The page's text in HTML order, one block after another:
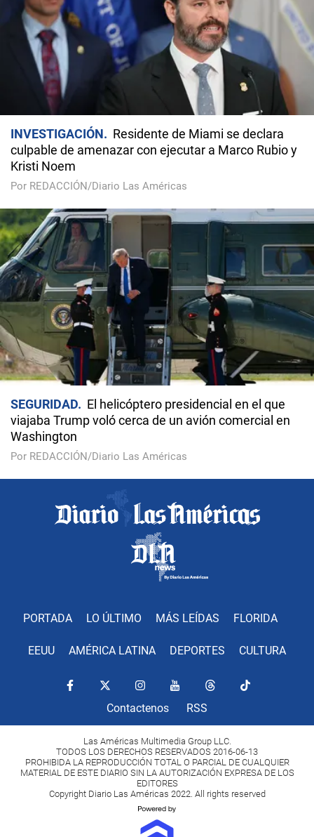
INVESTIGACIÓN
Residente de Miami se declara
culpable de amenazar con ejecutar a Marco Rubio y
Kristi Noem
Por REDACCIÓN/Diario Las Américas
SEGURIDAD
El helicóptero presidencial en el que
viajaba Trump voló cerca de un avión comercial en
Washington
Por REDACCIÓN/Diario Las Américas
PORTADA LO ÚLTIMO MÁS LEÍDAS FLORIDA
EEUU AMÉRICA LATINA DEPORTES CULTURA
Contactenos RSS
Las Américas Multimedia Group LLC.
TODOS LOS DERECHOS RESERVADOS 2016-06-13
PROHIBIDA LA REPRODUCCIÓN TOTAL O PARCIAL DE CUALQUIER
MATERIAL DE ESTE DIARIO SIN LA AUTORIZACIÓN EXPRESA DE LOS
EDITORES
Copyright Diario Las Américas 2022. All rights reserved